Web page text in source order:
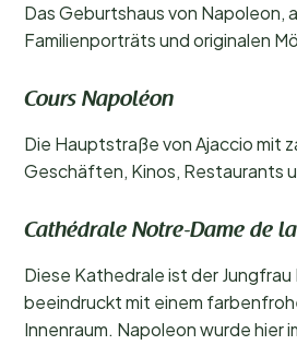
Das Geburtshaus von
Familienporträts und originalen
Cours Napoléon
Die Hauptstraße von Ajaccio mit
Geschäften, Kinos, Restaurants
Cathédrale Notre-Dame de
Diese Kathedrale ist der
beeindruckt mit einem
Innenraum. Napoleon wurde hier